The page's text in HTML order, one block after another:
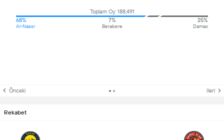
Toplam Oy: 188,491
68%
Al-Nassr
7%
Berabere
25%
Damac
Önceki Ileri
Rekabet